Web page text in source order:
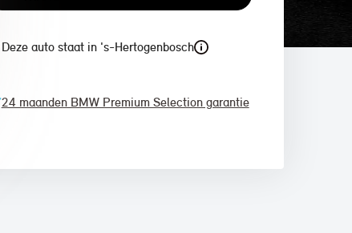
Deze auto staat in 's-Hertogenbosch
24 maanden BMW Premium Selection garantie